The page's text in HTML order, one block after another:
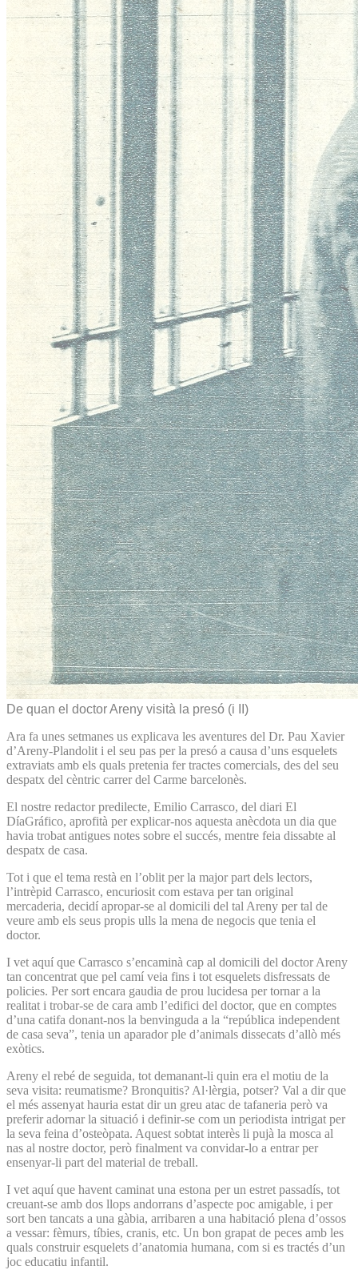
De quan el doctor Areny visità la presó (i II)
Ara fa unes setmanes us explicava les aventures del Dr. Pau Xavier
d’Areny-Plandolit i el seu pas per la presó a causa d’uns esquelets
extraviats amb els quals pretenia fer tractes comercials, des del seu
despatx del cèntric carrer del Carme barcelonès.
El nostre redactor predilecte, Emilio Carrasco, del diari El
DíaGráfico, aprofità per explicar-nos aquesta anècdota un dia que
havia trobat antigues notes sobre el succés, mentre feia dissabte al
despatx de casa.
Tot i que el tema restà en l’oblit per la major part dels lectors,
l’intrèpid Carrasco, encuriosit com estava per tan original
mercaderia, decidí apropar-se al domicili del tal Areny per tal de
veure amb els seus propis ulls la mena de negocis que tenia el
doctor.
I vet aquí que Carrasco s’encaminà cap al domicili del doctor Areny
tan concentrat que pel camí veia fins i tot esquelets disfressats de
policies. Per sort encara gaudia de prou lucidesa per tornar a la
realitat i trobar-se de cara amb l’edifici del doctor, que en comptes
d’una catifa donant-nos la benvinguda a la “república independent
de casa seva”, tenia un aparador ple d’animals dissecats d’allò més
exòtics.
Areny el rebé de seguida, tot demanant-li quin era el motiu de la
seva visita: reumatisme? Bronquitis? Al·lèrgia, potser? Val a dir que
el més assenyat hauria estat dir un greu atac de tafaneria però va
preferir adornar la situació i definir-se com un periodista intrigat per
la seva feina d’osteòpata. Aquest sobtat interès li pujà la mosca al
nas al nostre doctor, però finalment va convidar-lo a entrar per
ensenyar-li part del material de treball.
I vet aquí que havent caminat una estona per un estret passadís, tot
creuant-se amb dos llops andorrans d’aspecte poc amigable, i per
sort ben tancats a una gàbia, arribaren a una habitació plena d’ossos
a vessar: fèmurs, tíbies, cranis, etc. Un bon grapat de peces amb les
quals construir esquelets d’anatomia humana, com si es tractés d’un
joc educatiu infantil.